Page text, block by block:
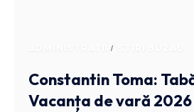
ADMINISTRATIV
Constantin Toma:
Vacanța de vară 2026